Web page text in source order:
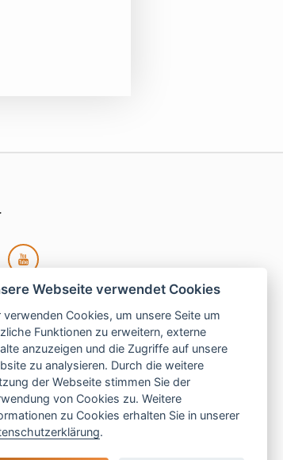
Webseite verwendet Cookies
verwenden Cookies, um unsere Seite um
Funktionen zu erweitern, externe
anzuzeigen und die Zugriffe auf unsere
zu analysieren. Durch die weitere
der Webseite stimmen Sie der
von Cookies zu. Weitere
zu Cookies erhalten Sie in unserer
.